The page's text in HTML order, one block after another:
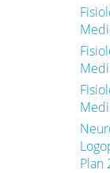
Plan